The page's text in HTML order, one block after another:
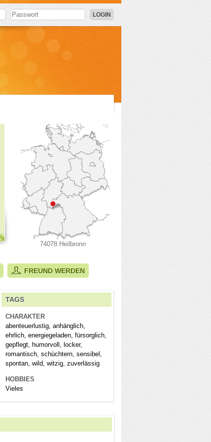
LOGIN
74078 Heilbronn
FREUND WERDEN
TAGS
CHARAKTER
abenteuerlustig, anhänglich,
ehrlich, energiegeladen, fürsorglich,
gepflegt, humorvoll, locker,
romantisch, schüchtern, sensibel,
spontan, wild, witzig, zuverlässig
HOBBIES
Vieles